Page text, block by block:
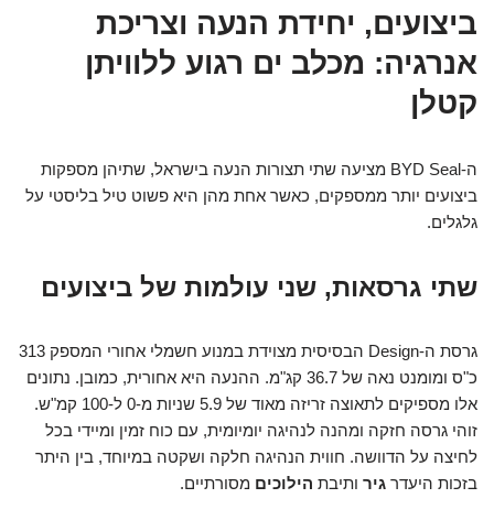
ביצועים, יחידת הנעה וצריכת
אנרגיה: מכלב ים רגוע ללוויתן
קטלן
ה-BYD Seal מציעה שתי תצורות הנעה בישראל, שתיהן מספקות
ביצועים יותר ממספקים, כאשר אחת מהן היא פשוט טיל בליסטי על
גלגלים.
שתי גרסאות, שני עולמות של ביצועים
גרסת ה-Design הבסיסית מצוידת במנוע חשמלי אחורי המספק 313
כ"ס ומומנט נאה של 36.7 קג"מ. ההנעה היא אחורית, כמובן. נתונים
אלו מספיקים לתאוצה זריזה מאוד של 5.9 שניות מ-0 ל-100 קמ"ש.
זוהי גרסה חזקה ומהנה לנהיגה יומיומית, עם כוח זמין ומיידי בכל
לחיצה על הדוושה. חווית הנהיגה חלקה ושקטה במיוחד, בין היתר
בזכות היעדר גיר ותיבת הילוכים מסורתיים.